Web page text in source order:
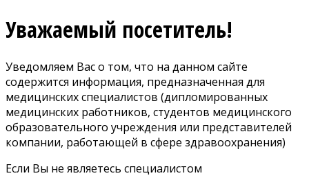
Уважаемый посетитель!
Уведомляем Вас о том, что на данном сайте
содержится информация, предназначенная для
медицинских специалистов (дипломированных
медицинских работников, студентов медицинского
образовательного учреждения или представителей
компании, работающей в сфере здравоохранения)
Если Вы не являетесь специалистом